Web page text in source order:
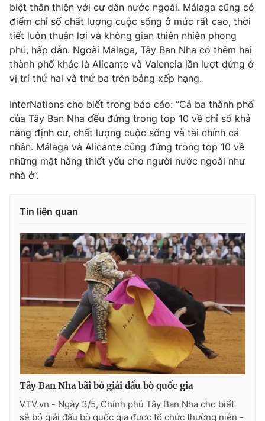
VTV Sức khoẻ Bất động sản
Thị trường 24h Tấm lòng Việt
VTV4 Vươn mình bằng AI
VTV9 VTV8
Liên hệ tòa soạn English
THỜI BÁO VTV
Theo dõi báo trên
Cơ quan chủ quản:Đài Truyền hình Việt Nam
Cơ quan báo chí:Thời báo VTV
Giấy phép hoạt động báo in và báo điện tử số 483/GP-BTTTT
cấp ngày 29/12/2023
Tổng Biên tập: Vũ Thanh Thủy
Phó Tổng Biên tập:Nguyễn Thị Mỹ Hạnh, Phạm Quốc Thắng,
Nguyễn Trọng Ninh
Tổng đài VTV:024.38 355 931 - 024.38 355 932
biệt thân thiện với cư dân nước ngoài. Málaga cũng có
điểm chỉ số chất lượng cuộc sống ở mức rất cao, thời
tiết luôn thuận lợi và không gian thiên nhiên phong
phú, hấp dẫn. Ngoài Málaga, Tây Ban Nha có thêm hai
thành phố khác là Alicante và Valencia lần lượt đứng ở
vị trí thứ hai và thứ ba trên bảng xếp hạng.
InterNations cho biết trong báo cáo: “Cả ba thành phố
của Tây Ban Nha đều đứng trong top 10 về chỉ số khả
năng định cư, chất lượng cuộc sống và tài chính cá
nhân. Málaga và Alicante cũng đứng trong top 10 về
những mặt hàng thiết yếu cho người nước ngoài như
nhà ở”.
Tin liên quan
Tây Ban Nha bãi bỏ giải đấu bò quốc gia
VTV.vn - Ngày 3/5, Chính phủ Tây Ban Nha cho biết
sẽ bỏ giải đấu bò quốc gia được tổ chức thường niên -